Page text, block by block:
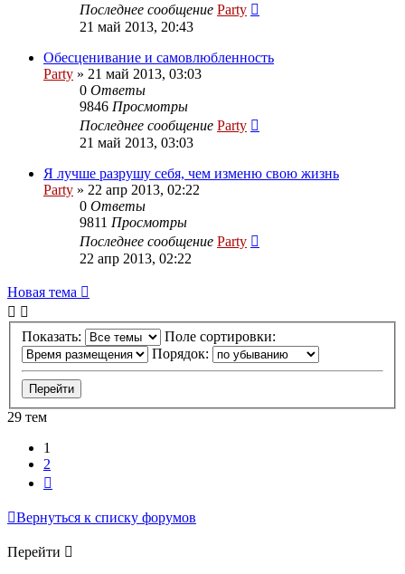
Последнее сообщение Party
21 май 2013, 20:43
Обесценивание и самовлюбленность
Party » 21 май 2013, 03:03
0 Ответы
9846 Просмотры
Последнее сообщение Party
21 май 2013, 03:03
Я лучше разрушу себя, чем изменю свою жизнь
Party » 22 апр 2013, 02:22
0 Ответы
9811 Просмотры
Последнее сообщение Party
22 апр 2013, 02:22
Новая
тема
Новая тема
Показать:
Поле сортировки:
Порядок:
29 тем
1
2
Вернуться к списку форумов
Перейти